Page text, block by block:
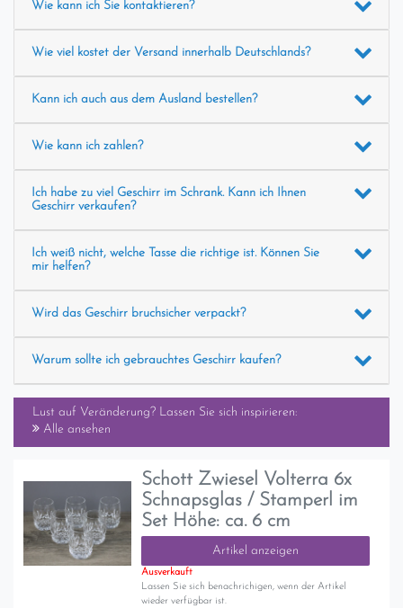
Wie kann ich Sie kontaktieren?
Wie viel kostet der Versand innerhalb Deutschlands?
Kann ich auch aus dem Ausland bestellen?
Wie kann ich zahlen?
Ich habe zu viel Geschirr im Schrank. Kann ich Ihnen
Geschirr verkaufen?
Ich weiß nicht, welche Tasse die richtige ist. Können Sie
mir helfen?
Wird das Geschirr bruchsicher verpackt?
Warum sollte ich gebrauchtes Geschirr kaufen?
Lust auf Veränderung? Lassen Sie sich inspirieren:
Alle ansehen
Schott Zwiesel Volterra 6x
Schnapsglas / Stamperl im
Set Höhe: ca. 6 cm
Artikel anzeigen
Ausverkauft
Lassen Sie sich benachrichigen, wenn der Artikel
wieder verfügbar ist.